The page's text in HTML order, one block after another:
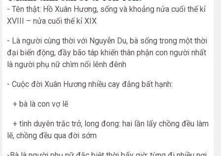
- Tên thật: Hồ Xuân Hương, sống và khoảng nửa cuối thế kỉ
XVIII – nửa cuối thế kỉ XIX
- Là người cùng thời với Nguyễn Du, bà sống trong một thời
đại biến động, đầy bão táp khiến thân phận con người nhất
là người phụ nữ chìm nổi lênh đênh
- Cuộc đời Xuân Hương nhiều cay đắng bất hạnh:
+ bà là con vợ lẽ
+ tình duyên trắc trở, long đong: hai lần lấy chồng đều làm
lẽ, chồng đều qua đời sớm